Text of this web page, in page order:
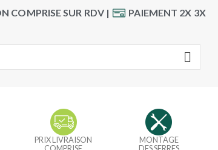
COMPRISE SUR RDV | PAIEMENT 2X 3X
PRIX LIVRAISON
MONTAGE